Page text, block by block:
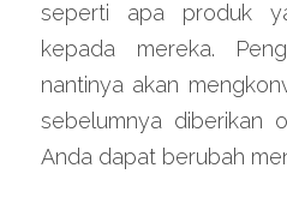
seperti apa produk
kepada mereka.
nantinya akan
sebelumnya diberikan
Anda dapat berubah